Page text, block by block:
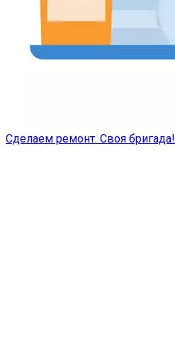
Сделаем ремонт. Своя бригада!